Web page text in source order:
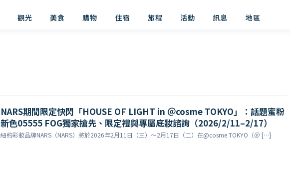
觀光 美食 購物 住宿 旅程 活動 訊息 地區
NARS期間限定快閃「HOUSE OF LIGHT in ＠cosme TOKYO」：話題蜜粉
新色05555 FOG獨家搶先、限定禮與專屬底妝諮詢（2026/2/11–2/17）
紐約彩妝品牌NARS（NARS）將於2026年2月11日（三）～2月17日（二）在@cosme TOKYO（＠ […]